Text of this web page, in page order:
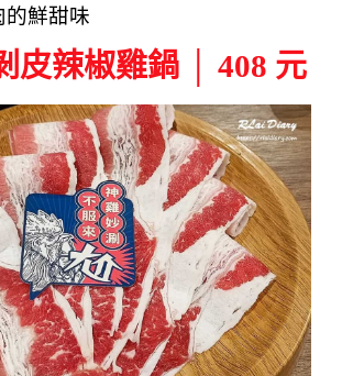
的鮮甜味
皮辣椒雞鍋 │ 408 元